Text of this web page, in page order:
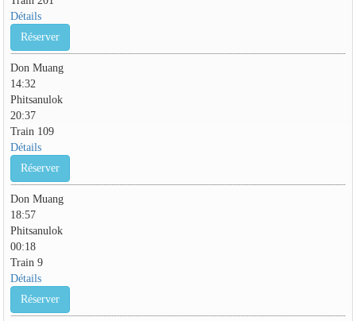
Détails
Réserver
Don Muang
14:32
Phitsanulok
20:37
Train 109
Détails
Réserver
Don Muang
18:57
Phitsanulok
00:18
Train 9
Détails
Réserver